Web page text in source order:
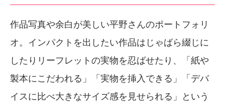
作品写真や余白が美しい平野さんのポートフォリ
オ。インパクトを出したい作品はじゃばら綴じに
したりリーフレットの実物を忍ばせたり、「紙や
製本にこだわれる」「実物を挿入できる」「デバ
イスに比べ大きなサイズ感を見せられる」という